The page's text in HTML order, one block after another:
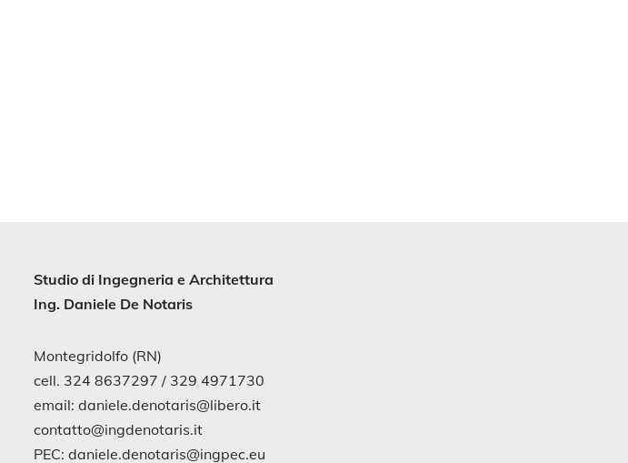
Studio di Ingegneria e Architettura
Ing. Daniele De Notaris
Montegridolfo (RN)
cell. 324 8637297 / 329 4971730
email: daniele.denotaris@libero.it
contatto@ingdenotaris.it
PEC: daniele.denotaris@ingpec.eu